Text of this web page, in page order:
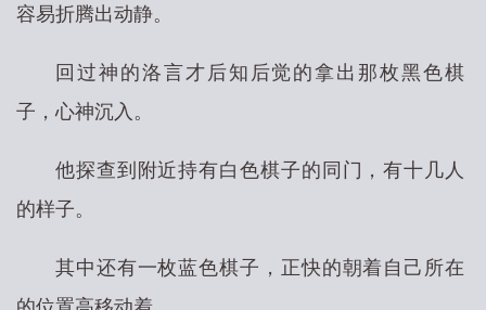
容易折腾出动静。
回过神的洛言才后知后觉的拿出那枚黑色棋
子，心神沉入。
他探查到附近持有白色棋子的同门，有十几人
的样子。
其中还有一枚蓝色棋子，正快的朝着自己所在